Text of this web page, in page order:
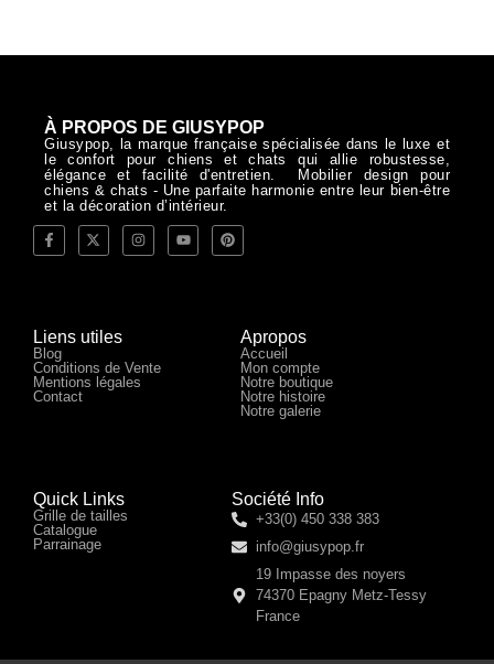
À PROPOS DE GIUSYPOP
Giusypop, la marque française spécialisée dans le luxe et
le confort pour chiens et chats qui allie robustesse,
élégance et facilité d'entretien. Mobilier design pour
chiens & chats - Une parfaite harmonie entre leur bien-être
et la décoration d’intérieur.
Liens utiles
Blog
Conditions de Vente
Mentions légales
Contact
Apropos
Accueil
Mon compte
Notre boutique
Notre histoire
Notre galerie
Quick Links
Grille de tailles
Catalogue
Parrainage
Société Info
+33(0) 450 338 383
info@giusypop.fr
19 Impasse des noyers
74370 Epagny Metz-Tessy
France